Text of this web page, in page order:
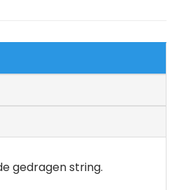
gedragen string.